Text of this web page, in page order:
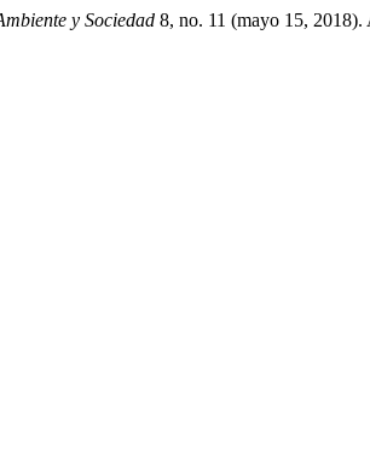
y Sociedad 8, no. 11 (mayo 15, 2018).